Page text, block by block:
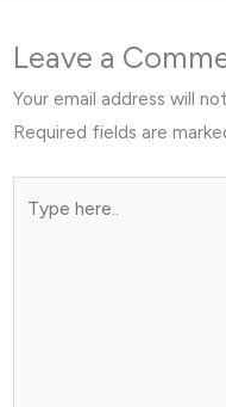
Leave a
Your email address will
Required fields are
here..